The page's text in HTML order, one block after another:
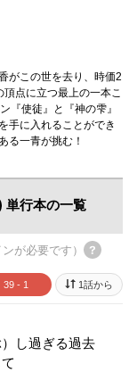
がこの世を去り、時価2
点に立つ最上の一本こ
使徒』と『神の雫』
手に入れることができ
る一青が挑む！
単行本の一覧
が必要です）
39 - 1 1話から
し過ぎる過去